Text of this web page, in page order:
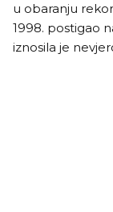
u obaranju
1998. postigao
iznosila je